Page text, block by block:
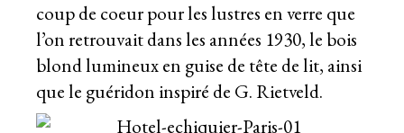
coup de coeur pour les lustres en verre que
l’on retrouvait dans les années 1930, le bois
blond lumineux en guise de tête de lit, ainsi
que le guéridon inspiré de G. Rietveld.